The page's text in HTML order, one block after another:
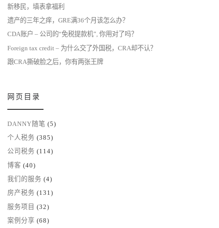
新移民，填表拿福利
遗产的三年之痒，GRE满36个月该怎么办？
CDA账户 – 公司的“免税提款机”, 你用对了吗？
Foreign tax credit – 为什么交了外国税，CRA却不认？
跟CRA撕破脸之后，你有两张王牌
网页目录
DANNY随笔 (5)
个人税务 (385)
公司税务 (114)
博客 (40)
我们的服务 (4)
房产税务 (131)
服务项目 (32)
案例分享 (68)